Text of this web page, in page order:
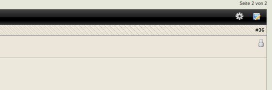
Seite 2 von 2
#36